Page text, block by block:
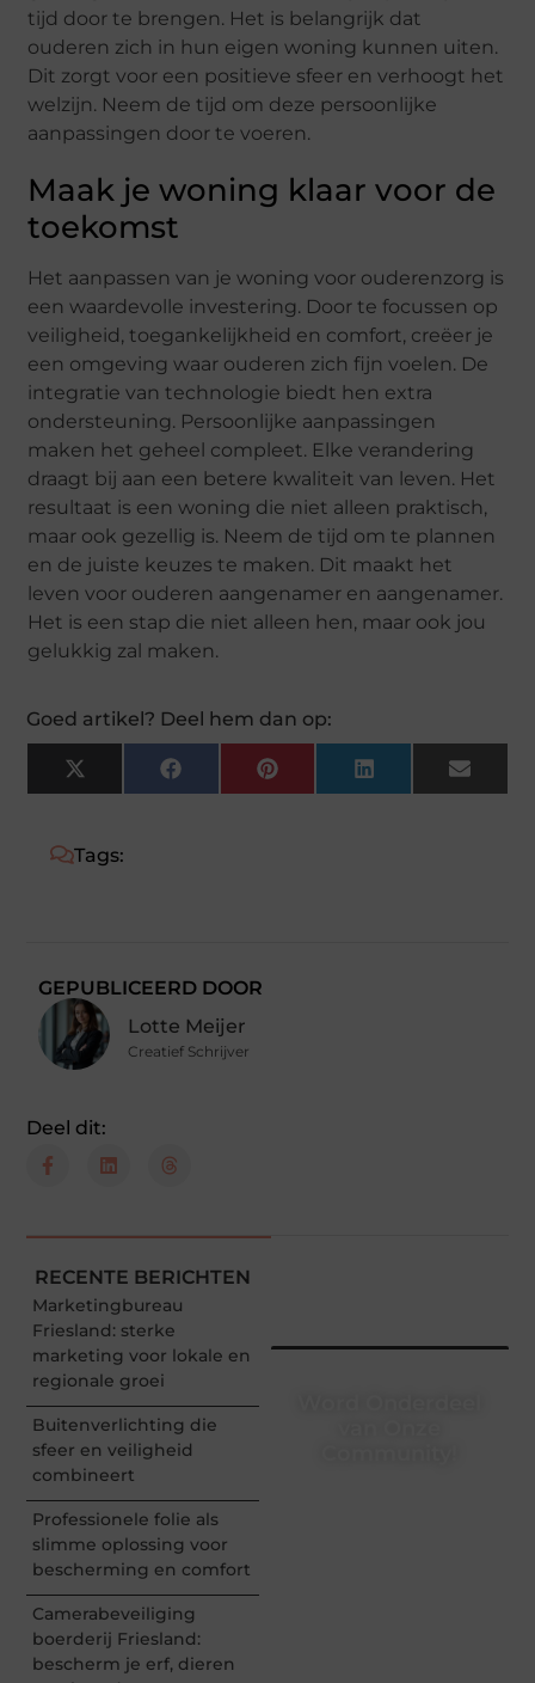
tijd door te brengen. Het is belangrijk dat
ouderen zich in hun eigen woning kunnen uiten.
Dit zorgt voor een positieve sfeer en verhoogt het
welzijn. Neem de tijd om deze persoonlijke
aanpassingen door te voeren.
Maak je woning klaar voor de
toekomst
Het aanpassen van je woning voor ouderenzorg is
een waardevolle investering. Door te focussen op
veiligheid, toegankelijkheid en comfort, creëer je
een omgeving waar ouderen zich fijn voelen. De
integratie van technologie biedt hen extra
ondersteuning. Persoonlijke aanpassingen
maken het geheel compleet. Elke verandering
draagt bij aan een betere kwaliteit van leven. Het
resultaat is een woning die niet alleen praktisch,
maar ook gezellig is. Neem de tijd om te plannen
en de juiste keuzes te maken. Dit maakt het
leven voor ouderen aangenamer en aangenamer.
Het is een stap die niet alleen hen, maar ook jou
gelukkig zal maken.
Goed artikel? Deel hem dan op:
X
(Twitter)
FacebookPinterestLinkedIn Email
Tags:
GEPUBLICEERD DOOR
Lotte Meijer
Creatief Schrijver
Deel dit:
RECENTE BERICHTEN
Marketingbureau
Friesland: sterke
marketing voor lokale en
regionale groei
Buitenverlichting die
sfeer en veiligheid
combineert
Professionele folie als
slimme oplossing voor
bescherming en comfort
Camerabeveiliging
boerderij Friesland:
bescherm je erf, dieren